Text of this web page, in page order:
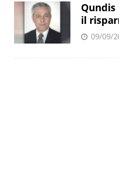
Qundis
il
09/09/